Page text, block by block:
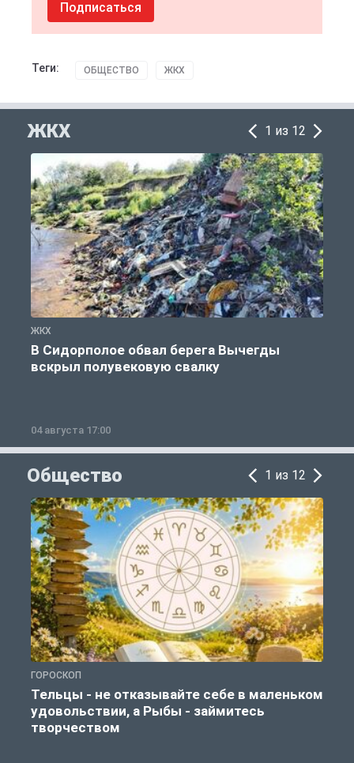
Подписаться
Теги: ОБЩЕСТВО ЖКХ
ЖКХ 1 из 12
ЖКХ
В Сидорполое обвал берега Вычегды
вскрыл полувековую свалку
04 августа 17:00
Общество 1 из 12
ГОРОСКОП
Тельцы - не отказывайте себе в маленьком
удовольствии, а Рыбы - займитесь
творчеством